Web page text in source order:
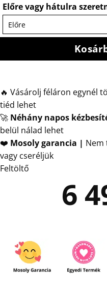
Előre vagy hátulra
🔥 Vásárolj féláron egynél
tiéd lehet
🚀 Néhány napos
belül nálad lehet
❤️ Mosoly garancia | Nem
vagy cseréljük
Feltöltő
6